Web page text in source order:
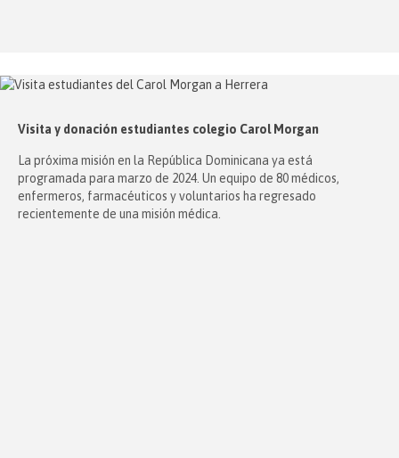
Visita y donación estudiantes colegio Carol Morgan
La próxima misión en la República Dominicana ya está
programada para marzo de 2024. Un equipo de 80 médicos,
enfermeros, farmacéuticos y voluntarios ha regresado
recientemente de una misión médica.